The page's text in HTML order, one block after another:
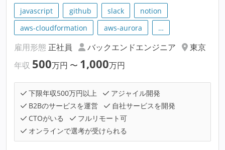
javascript github slack
notion
aws-cloudformation
aws-aurora …
雇用形態 正社員 バックエンドエンジニア
東京
年収 500万円 〜 1,000万円
下限年収500万円以上
アジャイル開発
B2Bのサービスを運営
自社サービスを開発
CTOがいる
フルリモート可
オンラインで選考が受けられる